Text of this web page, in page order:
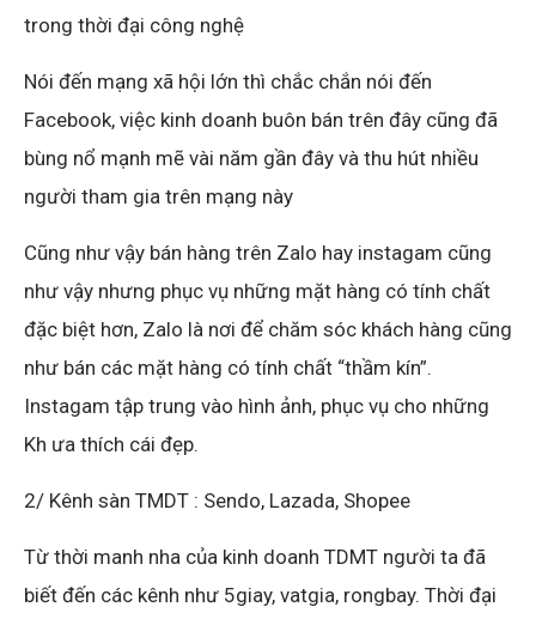
trong thời đại công nghệ
Nói đến mạng xã hội lớn thì chắc chắn nói đến
Facebook, việc kinh doanh buôn bán trên đây cũng đã
bùng nổ mạnh mẽ vài năm gần đây và thu hút nhiều
người tham gia trên mạng này
Cũng như vậy bán hàng trên Zalo hay instagam cũng
như vậy nhưng phục vụ những mặt hàng có tính chất
đặc biệt hơn, Zalo là nơi để chăm sóc khách hàng cũng
như bán các mặt hàng có tính chất “thầm kín”.
Instagam tập trung vào hình ảnh, phục vụ cho những
Kh ưa thích cái đẹp.
2/ Kênh sàn TMDT : Sendo, Lazada, Shopee
Từ thời manh nha của kinh doanh TDMT người ta đã
biết đến các kênh như 5giay, vatgia, rongbay. Thời đại